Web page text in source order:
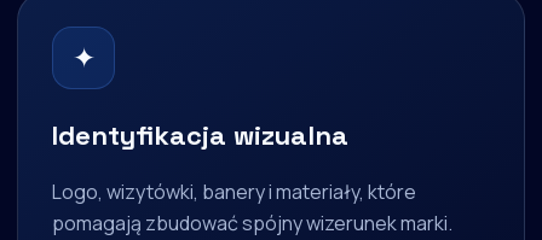
✦
Identyfikacja wizualna
Logo, wizytówki, banery i materiały, które
pomagają zbudować spójny wizerunek marki.